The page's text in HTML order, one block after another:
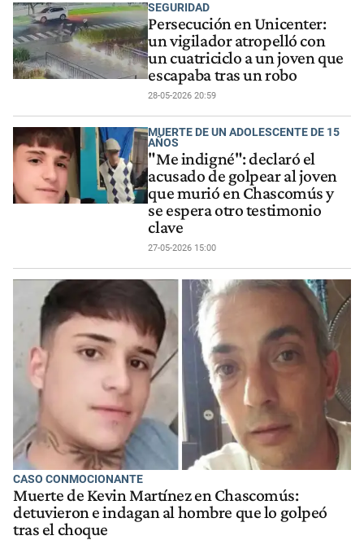
SEGURIDAD
Persecución en Unicenter:
un vigilador atropelló con
un cuatriciclo a un joven que
escapaba tras un robo
28-05-2026 20:59
MUERTE DE UN ADOLESCENTE DE 15
AÑOS
"Me indigné": declaró el
acusado de golpear al joven
que murió en Chascomús y
se espera otro testimonio
clave
27-05-2026 15:00
CASO CONMOCIONANTE
Muerte de Kevin Martínez en Chascomús:
detuvieron e indagan al hombre que lo golpeó
tras el choque